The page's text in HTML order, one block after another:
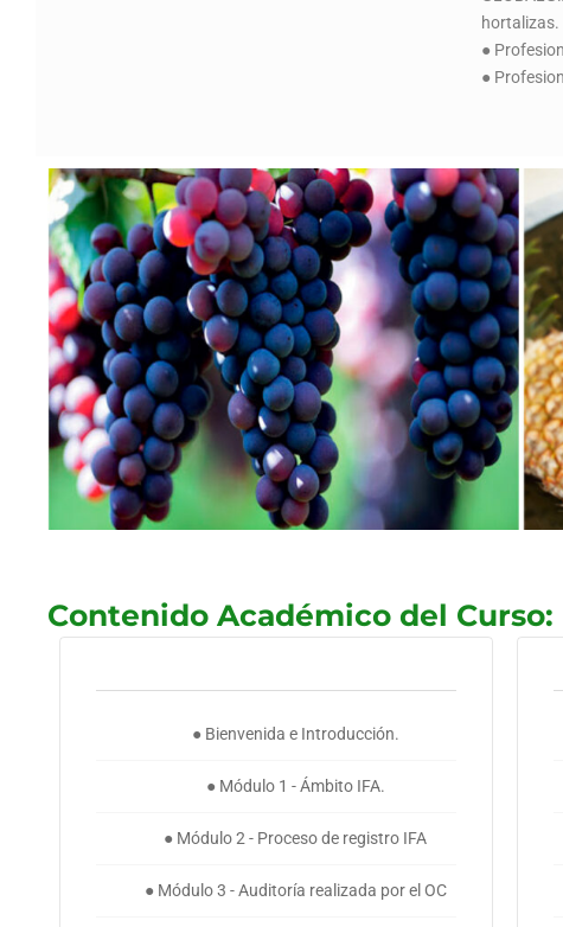
hortalizas.
●
●
Contenido Académico del Curso:
● Bienvenida e Introducción.
● Módulo 1 - Ámbito IFA.
● Módulo 2 - Proceso de registro IFA
● Módulo 3 - Auditoría realizada por el OC